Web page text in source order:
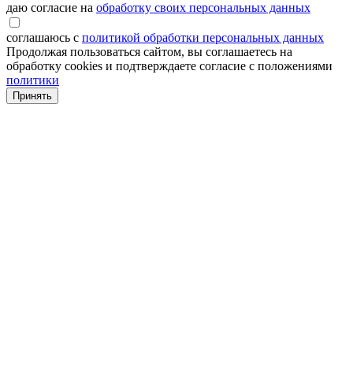
даю согласие на обработку своих персональных данных
соглашаюсь с политикой обработки персональных данных
Продолжая пользоваться сайтом, вы соглашаетесь на
обработку cookies и подтверждаете согласие с положениями
политики
Принять